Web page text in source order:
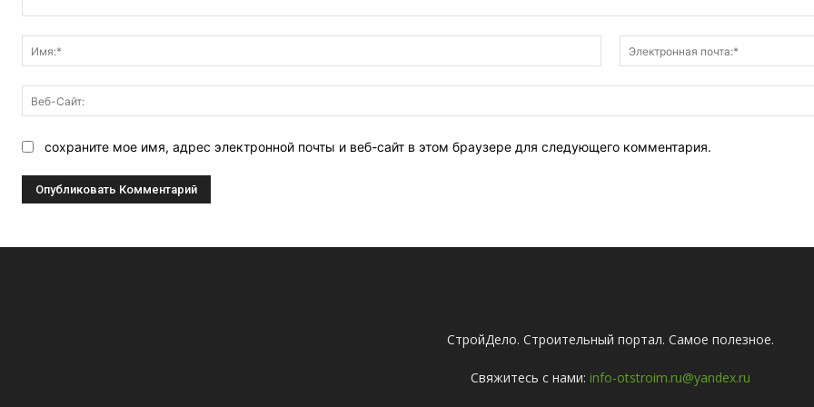
Имя:*
сохраните мое имя, адрес электронной почты и веб-сайт в этом браузере для следующего комментария.
СтройДело. Строительный портал. Самое полезное.
Свяжитесь с нами: info-otstroim.ru@yandex.ru